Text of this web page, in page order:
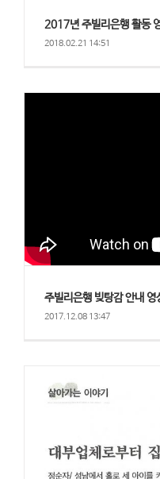
2017년 주빌리은행 활동
2018.02.21 14:51
주빌리은행 빚탕감 안내 영
2017.12.08 13:47